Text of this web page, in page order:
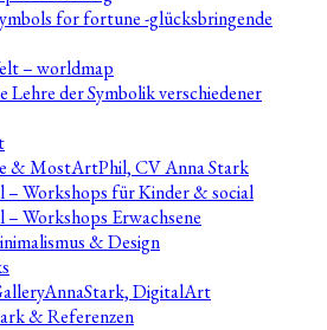
for fortune -glücksbringende
– worldmap
Lehre der Symbolik verschiedener
& MostArtPhil, CV Anna Stark
Workshops für Kinder & social
Workshops Erwachsene
& Design
DigitalArt
& Referenzen